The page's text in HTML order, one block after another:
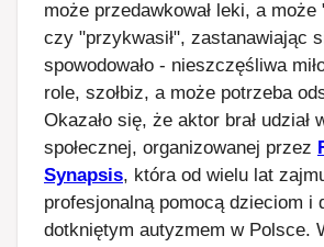
może przedawkował leki, a może
czy "przykwasił", zastanawiając
spowodowało - nieszczęśliwa
role, szołbiz, a może potrzeba
Okazało się, że aktor brał udział
społecznej, organizowanej przez
Synapsis, która od wielu lat
profesjonalną pomocą dzieciom i
dotkniętym autyzmem w Polsce.